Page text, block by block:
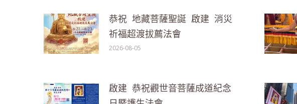
恭祝 地藏菩薩聖誕 啟建 消災
祈福超渡拔薦法會
2026-08-05
啟建 恭祝觀世音菩薩成道紀念